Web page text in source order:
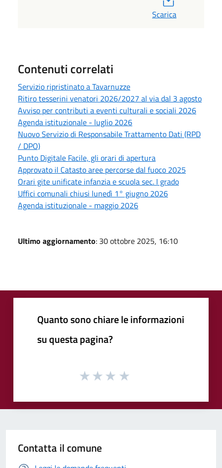
Scarica
Contenuti correlati
Servizio ripristinato a Tavarnuzze
Ritiro tesserini venatori 2026/2027 al via dal 3 agosto
Avviso per contributi a eventi culturali e sociali 2026
Agenda istituzionale - luglio 2026
Nuovo Servizio di Responsabile Trattamento Dati (RPD
/ DPO)
Punto Digitale Facile, gli orari di apertura
Approvato il Catasto aree percorse dal fuoco 2025
Orari gite unificate infanzia e scuola sec. I grado
Uffici comunali chiusi lunedì 1° giugno 2026
Agenda istituzionale - maggio 2026
Ultimo aggiornamento: 30 ottobre 2025, 16:10
Quanto sono chiare le informazioni
su questa pagina?
Contatta il comune